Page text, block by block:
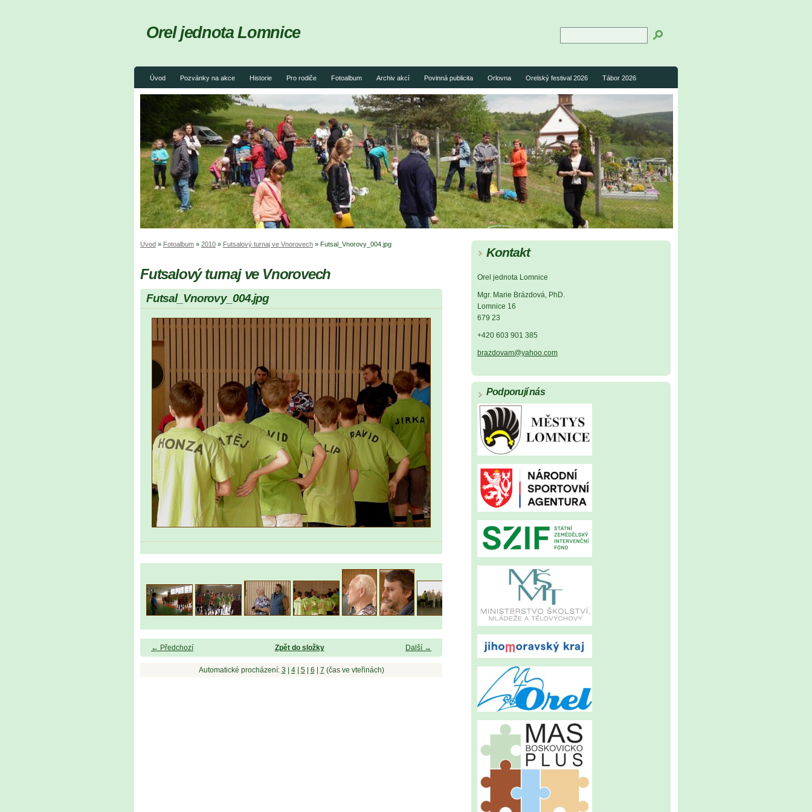
Úvod Pozvánky na akce Historie Pro rodiče Fotoalbum Archiv akcí Povinná publicita Orlovna Orelský festival 2026 Tábor 2026
Orel jednota Lomnice
Úvod » Fotoalbum » 2010 » Futsalový turnaj ve Vnorovech » Futsal_Vnorovy_004.jpg
Futsalový turnaj ve Vnorovech
Futsal_Vnorovy_004.jpg
← Předchozí Další →
Zpět do složky
Automatické procházení: 3 4| 5| 6 7 (čas ve vteřinách)
Kontakt
Orel jednota Lomnice
Mgr. Marie Brázdová, PhD.
Lomnice 16
679 23
+420 603 901 385
brazdovam@yahoo.com
Podporují nás